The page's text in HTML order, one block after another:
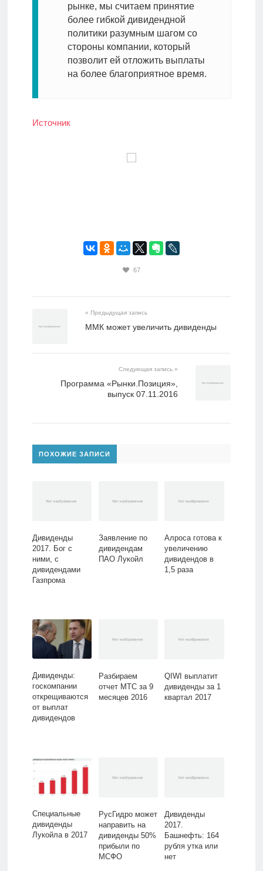
рынке, мы считаем принятие
более гибкой дивидендной
политики разумным шагом со
стороны компании, который
позволит ей отложить выплаты
на более благоприятное время.
Источник
67
« Предыдущая запись
ММК может увеличить дивиденды
Следующая запись »
Программа «Рынки.Позиция»,
выпуск 07.11.2016
ПОХОЖИЕ ЗАПИСИ
Дивиденды
2017. Бог с
ними, с
дивидендами
Газпрома
Заявление по
дивидендам
ПАО Лукойл
Алроса готова к
увеличению
дивидендов в
1,5 раза
Дивиденды:
госкомпании
открещиваются
от выплат
дивидендов
Разбираем
отчет МТС за 9
месяцев 2016
QIWI выплатит
дивиденды за 1
квартал 2017
Специальные
дивиденды
Лукойла в 2017
РусГидро может
направить на
дивиденды 50%
прибыли по
МСФО
Дивиденды
2017.
Башнефть: 164
рубля утка или
нет